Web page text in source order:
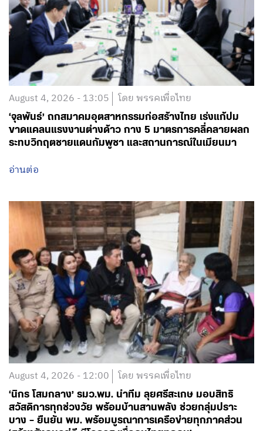
August 4, 2026 - 13:05 โดย พรรคเพื่อไทย
‘จุลพันธ์’ ถกสมาคมอุตสาหกรรมก่อสร้างไทย เร่งแก้ปม
ขาดแคลนแรงงานต่างด้าว กาง 5 มาตรการคลี่คลายผลก
ระทบวิกฤตชายแดนกัมพูชา และสถานการณ์ในเมียนมา
อ่านต่อ
August 4, 2026 - 12:00 โดย พรรคเพื่อไทย
‘นิกร โสมกลาง’ รมว.พม. นำทีม ลุยศรีสะเกษ มอบสิทธิ
สวัสดิการทุกช่วงวัย พร้อมบ้านสานพลัง ช่วยกลุ่มปราะ
บาง – ยืนยัน พม. พร้อมบูรณาการเครือข่ายทุกภาคส่วน